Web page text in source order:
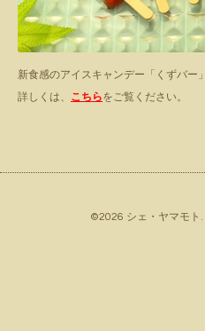
新食感のアイスキャンデー「くずバー
詳しくは、 こちらをご覧ください。
©2026 シェ・ヤマモト